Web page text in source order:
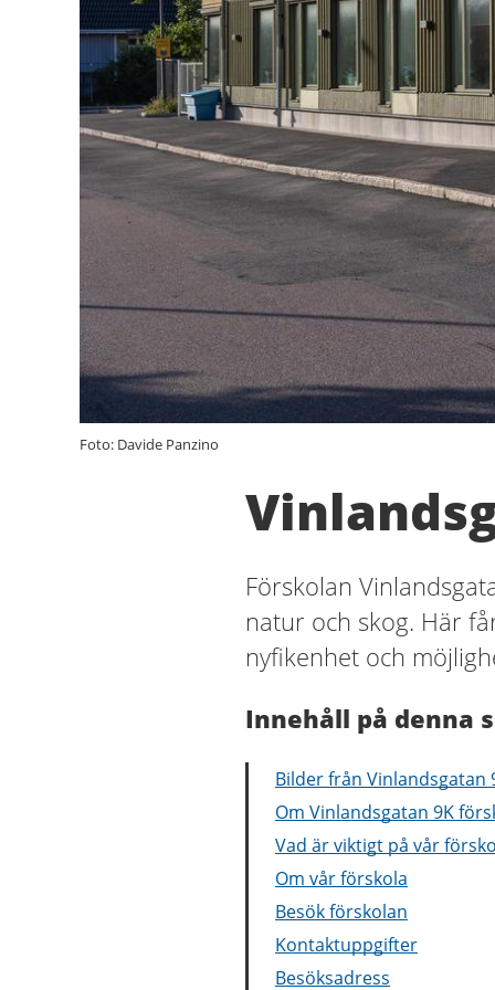
Foto: Davide Panzino
Förskolan
natur och skog. Här
nyfikenhet och
Innehåll på denna
Bilder från Vinlandsgatan
Om Vinlandsgatan 9K
Vad är viktigt på vår
Om vår förskola
Besök förskolan
Kontaktuppgifter
Besöksadress